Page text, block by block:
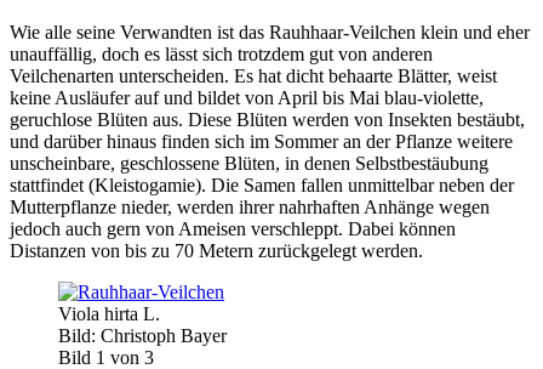
Wie alle seine Verwandten ist das Rauhhaar-Veilchen klein und eher
unauffällig, doch es lässt sich trotzdem gut von anderen
Veilchenarten unterscheiden. Es hat dicht behaarte Blätter, weist
keine Ausläufer auf und bildet von April bis Mai blau-violette,
geruchlose Blüten aus. Diese Blüten werden von Insekten bestäubt,
und darüber hinaus finden sich im Sommer an der Pflanze weitere
unscheinbare, geschlossene Blüten, in denen Selbstbestäubung
stattfindet (Kleistogamie). Die Samen fallen unmittelbar neben der
Mutterpflanze nieder, werden ihrer nahrhaften Anhänge wegen
jedoch auch gern von Ameisen verschleppt. Dabei können
Distanzen von bis zu 70 Metern zurückgelegt werden.
Viola hirta L.
Bild: Christoph Bayer
Bild 1 von 3